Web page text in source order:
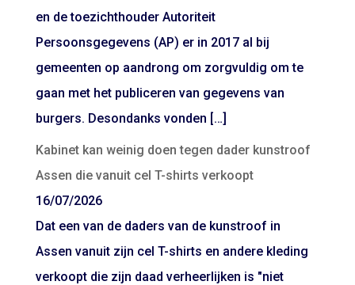
en de toezichthouder Autoriteit
Persoonsgegevens (AP) er in 2017 al bij
gemeenten op aandrong om zorgvuldig om te
gaan met het publiceren van gegevens van
burgers. Desondanks vonden […]
Kabinet kan weinig doen tegen dader kunstroof
Assen die vanuit cel T-shirts verkoopt
16/07/2026
Dat een van de daders van de kunstroof in
Assen vanuit zijn cel T-shirts en andere kleding
verkoopt die zijn daad verheerlijken is "niet